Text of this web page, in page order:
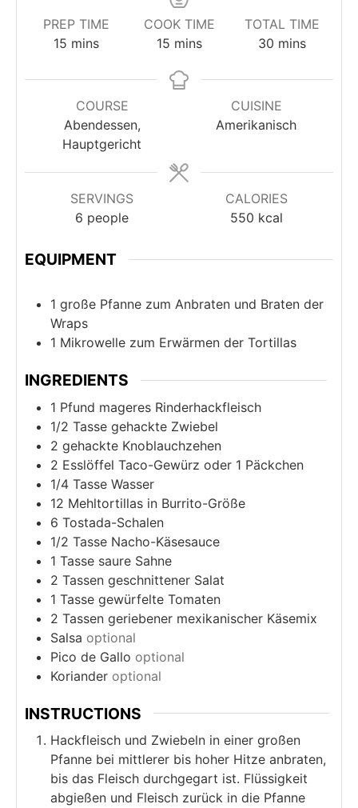
PREP TIME
15minutes
mins
COOK TIME
15minutes
mins
TOTAL TIME
30minutes
mins
COURSE
Abendessen,
Hauptgericht
CUISINE
Amerikanisch
SERVINGS
6 people
CALORIES
550 kcal
EQUIPMENT
1 große Pfanne zum Anbraten und Braten der
Wraps
1 Mikrowelle zum Erwärmen der Tortillas
INGREDIENTS
1 Pfund mageres Rinderhackfleisch
1/2 Tasse gehackte Zwiebel
2 gehackte Knoblauchzehen
2 Esslöffel Taco-Gewürz oder 1 Päckchen
1/4 Tasse Wasser
12 Mehltortillas in Burrito-Größe
6 Tostada-Schalen
1/2 Tasse Nacho-Käsesauce
1 Tasse saure Sahne
2 Tassen geschnittener Salat
1 Tasse gewürfelte Tomaten
2 Tassen geriebener mexikanischer Käsemix
Salsa optional
Pico de Gallo optional
Koriander optional
INSTRUCTIONS
Hackfleisch und Zwiebeln in einer großen
Pfanne bei mittlerer bis hoher Hitze anbraten,
bis das Fleisch durchgegart ist. Flüssigkeit
abgießen und Fleisch zurück in die Pfanne